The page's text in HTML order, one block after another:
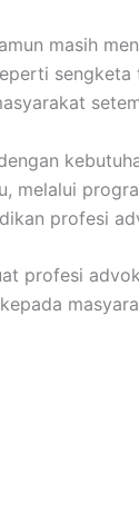
masih
melalui
profesi
profesi